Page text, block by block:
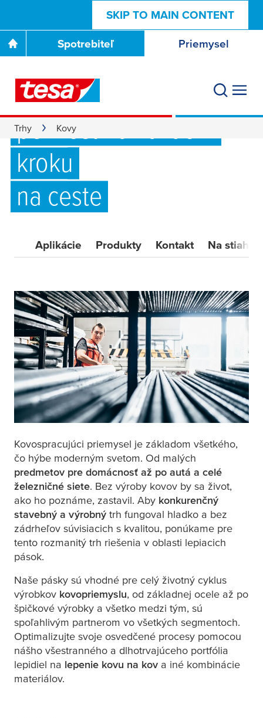
SKIP TO MAIN CONTENT
Spotrebiteľ Priemysel
Trhy Kovy
Lepidlá pre
kovopriemysel:
pevnosť na každom
kroku
na ceste
Aplikácie Produkty Kontakt Na
Kovospracujúci priemysel je základom všetkého,
čo hýbe moderným svetom. Od malých
predmetov pre domácnosť až po autá a celé
železničné siete. Bez výroby kovov by sa život,
ako ho poznáme, zastavil. Aby konkurenčný
stavebný a výrobný trh fungoval hladko a bez
zádrheľov súvisiacich s kvalitou, ponúkame pre
tento rozmanitý trh riešenia v oblasti lepiacich
pások.
Naše pásky sú vhodné pre celý životný cyklus
výrobkov kovopriemyslu, od základnej ocele až po
špičkové výrobky a všetko medzi tým, sú
spoľahlivým partnerom vo všetkých segmentoch.
Optimalizujte svoje osvedčené procesy pomocou
nášho všestranného a dlhotrvajúceho portfólia
lepidiel na lepenie kovu na kov a iné kombinácie
materiálov.